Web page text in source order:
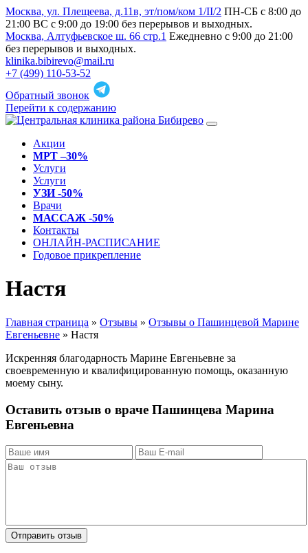
Москва, ул. Плещеева, д.11в, эт/пом/ком 1/II/2 ПН-СБ с 8:00 до
21:00 ВС с 9:00 до 19:00 без перерывов и выходных.
Москва, Алтуфьевское ш. 66 стр.1 Ежедневно с 9:00 до 21:00
без перерывов и выходных.
klinika.bibirevo@mail.ru
+7 (499) 110-53-52
Обратный звонок
Перейти к содержанию
Акции
МРТ –30%
Услуги
Услуги
УЗИ -50%
Врачи
МАССАЖ -50%
Контакты
ОНЛАЙН-РАСПИСАНИЕ
Годовое прикрепление
Настя
Главная страница » Отзывы » Отзывы о Пашинцевой Марине
Евгеньевне » Настя
Искренняя благодарность Марине Евгеньевне за
своевременную и квалифицированную помощь, оказанную
моему сыну.
Оставить отзыв о враче Пашинцева Марина
Евгеньевна